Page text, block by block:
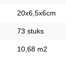
20x6,5x6cm
73 stuks
10,68 m2